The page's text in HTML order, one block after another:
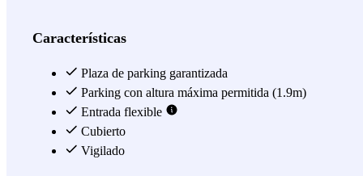
espacio de estacionamiento está diseñado para ofrecer comodidad y
complicaciones. Además, su proximidad a importantes puntos de
interés en París lo convierte en una opción preferida para quienes
desean explorar la ciudad sin preocuparse por el estacionamiento.
Una de las grandes ventajas del
Champerret - Louise Michel
Características
Plaza de parking garantizada
Parking con altura máxima permitida (1.9m)
Entrada flexible
Cubierto
Vigilado